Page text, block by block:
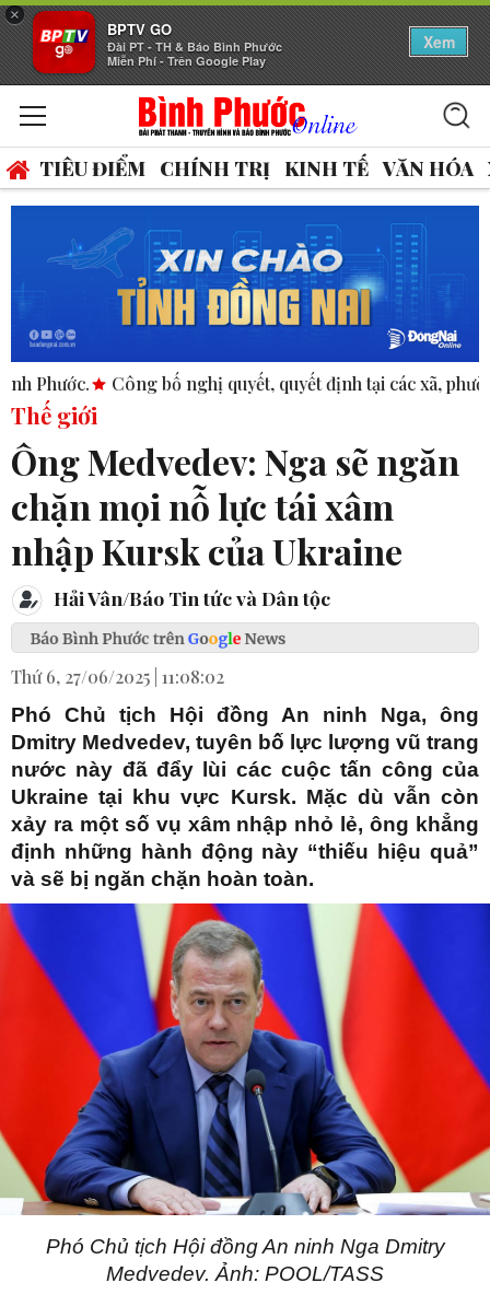
×
BPTV GO
Đài PT - TH & Báo Bình Phước
Miễn Phí - Trên Google Play
Xem
TIÊU ĐIỂM CHÍNH TRỊ KINH TẾ VĂN HÓA
Công bố nghị quyết, quyết định tại các xã, phường. ASEAN
Thế giới
Ông Medvedev: Nga sẽ ngăn
chặn mọi nỗ lực tái xâm
nhập Kursk của Ukraine
Hải Vân/Báo Tin tức và Dân tộc
Thứ 6, 27/06/2025 | 11:08:02
Phó Chủ tịch Hội đồng An ninh Nga, ông
Dmitry Medvedev, tuyên bố lực lượng vũ trang
nước này đã đẩy lùi các cuộc tấn công của
Ukraine tại khu vực Kursk. Mặc dù vẫn còn
xảy ra một số vụ xâm nhập nhỏ lẻ, ông khẳng
định những hành động này “thiếu hiệu quả”
và sẽ bị ngăn chặn hoàn toàn.
Phó Chủ tịch Hội đồng An ninh Nga Dmitry
Medvedev. Ảnh: POOL/TASS